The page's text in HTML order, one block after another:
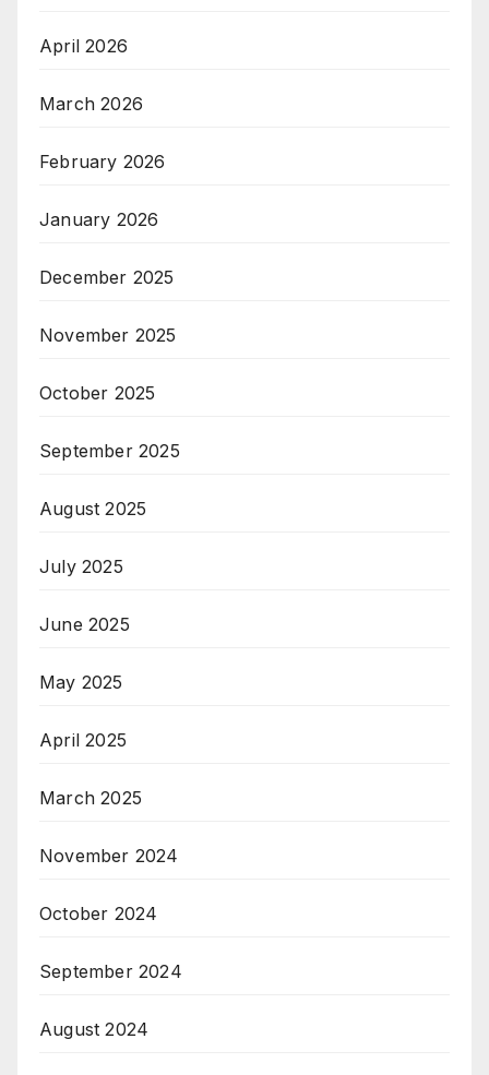
April 2026
March 2026
February 2026
January 2026
December 2025
November 2025
October 2025
September 2025
August 2025
July 2025
June 2025
May 2025
April 2025
March 2025
November 2024
October 2024
September 2024
August 2024